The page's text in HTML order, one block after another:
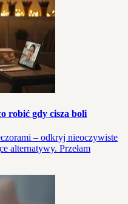
robić gdy cisza boli
– odkryj nieoczywiste
alternatywy. Przełam